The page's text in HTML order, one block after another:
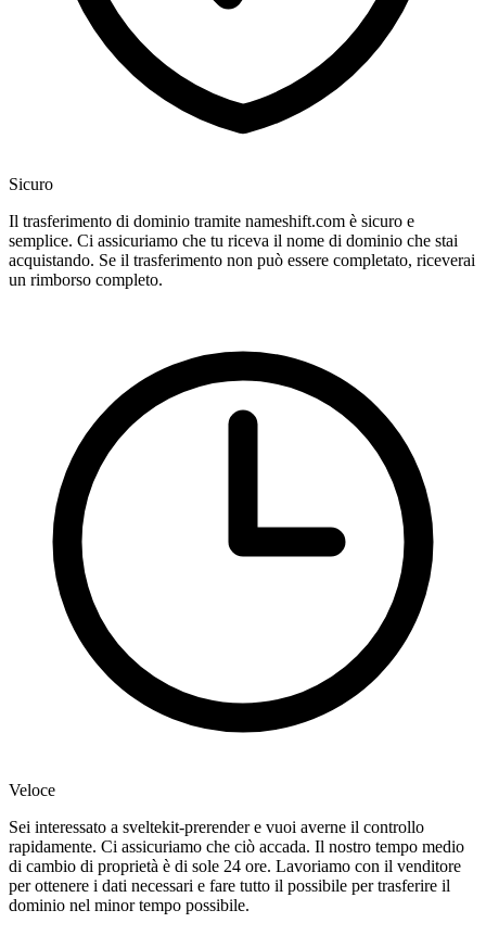
Sicuro
Il trasferimento di dominio tramite nameshift.com è sicuro e
semplice. Ci assicuriamo che tu riceva il nome di dominio che stai
acquistando. Se il trasferimento non può essere completato, riceverai
un rimborso completo.
Veloce
Sei interessato a sveltekit-prerender e vuoi averne il controllo
rapidamente. Ci assicuriamo che ciò accada. Il nostro tempo medio
di cambio di proprietà è di sole 24 ore. Lavoriamo con il venditore
per ottenere i dati necessari e fare tutto il possibile per trasferire il
dominio nel minor tempo possibile.